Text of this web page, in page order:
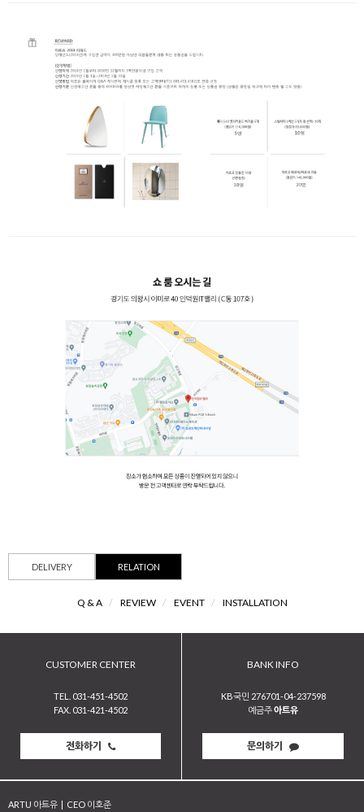
DELIVERY RELATION
Q & A / REVIEW / EVENT / INSTALLATION
CUSTOMER CENTER
TEL. 031-451-4502
FAX. 031-421-4502
전화하기
BANK INFO
KB국민 276701-04-237598
예금주아트유
문의하기
ARTU 아트유 | CEO 이호준